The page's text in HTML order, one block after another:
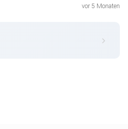
vor 5 Monaten